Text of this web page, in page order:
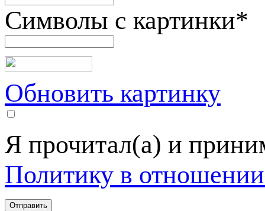
Символы с картинки*
Обновить картинку
Я прочитал(а) и
Политику в